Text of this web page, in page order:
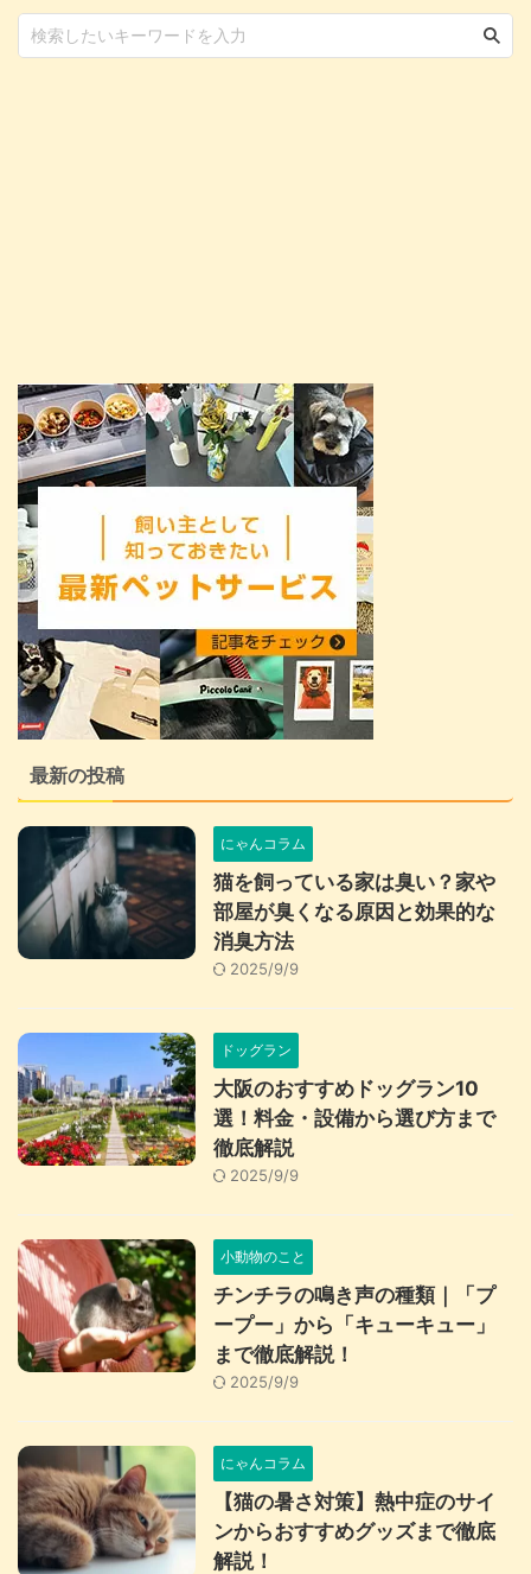
高い 牛乳に含まれる乳脂肪やタ
最新の投稿
にゃんコラム
猫を飼っている家は臭い？家や
部屋が臭くなる原因と効果的な
消臭方法
2025/9/9
ドッグラン
大阪のおすすめドッグラン10
選！料金・設備から選び方まで
徹底解説
2025/9/9
小動物のこと
チンチラの鳴き声の種類｜「プ
ープー」から「キューキュー」
まで徹底解説！
2025/9/9
にゃんコラム
【猫の暑さ対策】熱中症のサイ
ンからおすすめグッズまで徹底
解説！